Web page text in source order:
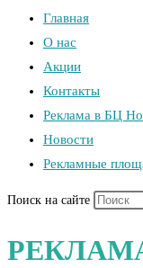
Главная
О нас
Акции
Контакты
Реклама в БЦ
Новости
Рекламные
Поиск на сайте